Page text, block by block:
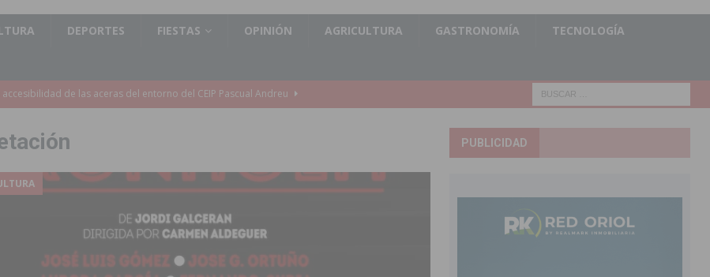
DEPORTES FIESTAS OPINIÓN AGRICULTURA GASTRONOMÍA TECNOLOGÍA
de las aceras del entorno del CEIP Pascual Andreu
al CEIP nº 2 de Catral dentro del Plan Edificant
criminal especializado en el robo de vehículos de alta gama mediante la
de 55 personas desempleadas a través de seis programas
PUBLICIDAD